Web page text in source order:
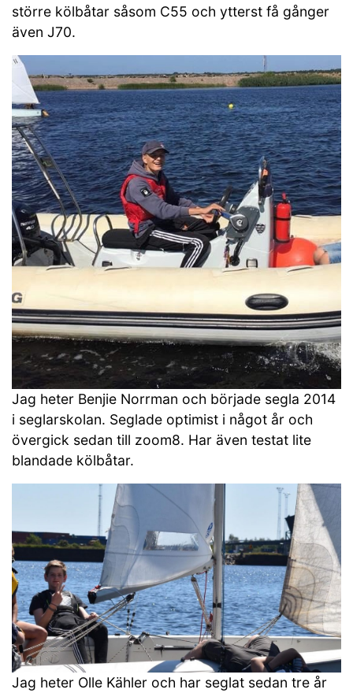
större kölbåtar såsom C55 och ytterst få gånger
även J70.
Jag heter Benjie Norrman och började segla 2014
i seglarskolan. Seglade optimist i något år och
övergick sedan till zoom8. Har även testat lite
blandade kölbåtar.
Jag heter Olle Kähler och har seglat sedan tre år